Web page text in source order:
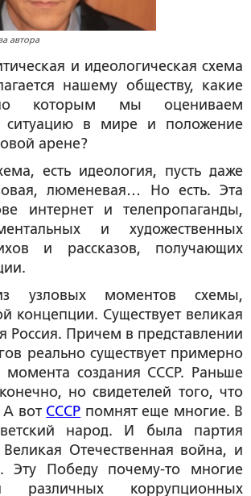
автора
и идеологическая схема
нашему обществу, какие
которым мы оцениваем
ситуацию в мире и положение
арене?
есть идеология, пусть даже
люменевая… Но есть. Эта
интернет и телепропаганды,
и художественных
и рассказов, получающих
узловых моментов схемы,
концепции. Существует великая
Россия. Причем в представлении
реально существует примерно
момента создания СССР. Раньше
но свидетелей того, что
А вот СССР помнят еще многие. В
народ. И была партия
Отечественная война, и
Эту Победу почему-то многие
различных коррупционных